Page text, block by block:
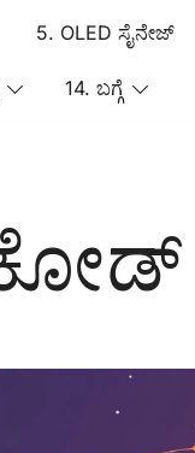
5. OLED ಸೈನೇಜ್
14. ಬಗ್ಗೆ